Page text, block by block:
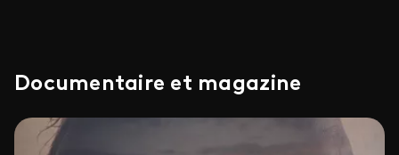
Documentaire et magazine